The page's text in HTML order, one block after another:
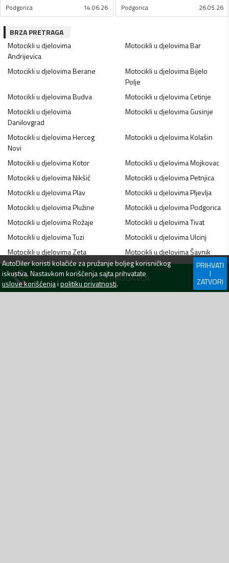
POZOVI PRODAVCA
Podgorica 14.06.26 Podgorica 26.05.26
BRZA PRETRAGA
Motocikli u djelovima
Andrijevica
Motocikli u djelovimaBar
Motocikli u djelovimaBerane Motocikli u djelovimaBijelo
Polje
Motocikli u djelovimaBudva Motocikli u djelovimaCetinje
Motocikli u djelovima
Danilovgrad
Motocikli u djelovimaGusinje
Motocikli u djelovimaHerceg
Novi
Motocikli u djelovimaKolašin
Motocikli u djelovimaKotor Motocikli u djelovimaMojkovac
Motocikli u djelovimaNikšić Motocikli u djelovimaPetnjica
Motocikli u djelovimaPlav Motocikli u djelovimaPljevlja
Motocikli u djelovimaPlužine Motocikli u djelovimaPodgorica
Motocikli u djelovimaRožaje Motocikli u djelovimaTivat
Motocikli u djelovimaTuzi Motocikli u djelovimaUlcinj
Motocikli u djelovimaZeta Motocikli u djelovimaŠavnik
Motocikli u djelovimaŽabljak
AutoDilerkoristi kolačiće za pružanje boljeg korisničkog
iskustva. Nastavkom korišćenja sajta prihvatate
uslove korišćenjaipolitiku privatnosti.
PRIHVATI
I
ZATVORI